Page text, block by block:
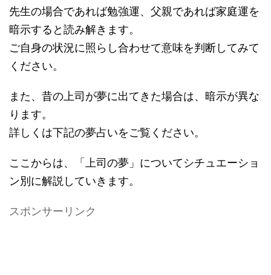
先生の場合であれば勉強運、父親であれば家庭運を
暗示すると読み解きます。
ご自身の状況に照らし合わせて意味を判断してみて
ください。
また、昔の上司が夢に出てきた場合は、暗示が異な
ります。
詳しくは下記の夢占いをご覧ください。
ここからは、「上司の夢」についてシチュエーショ
ン別に解説していきます。
スポンサーリンク